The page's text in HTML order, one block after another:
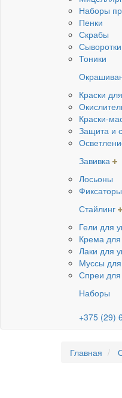
Наборы
Пенки
Скрабы
Сыворотки
Тоники
Краски
Краски-
Защита и
Завивка
Лосьоны
Стайлинг
Гели для
Крема для
Лаки для
Муссы для
Спреи для
Наборы
+375 (29)
Главная